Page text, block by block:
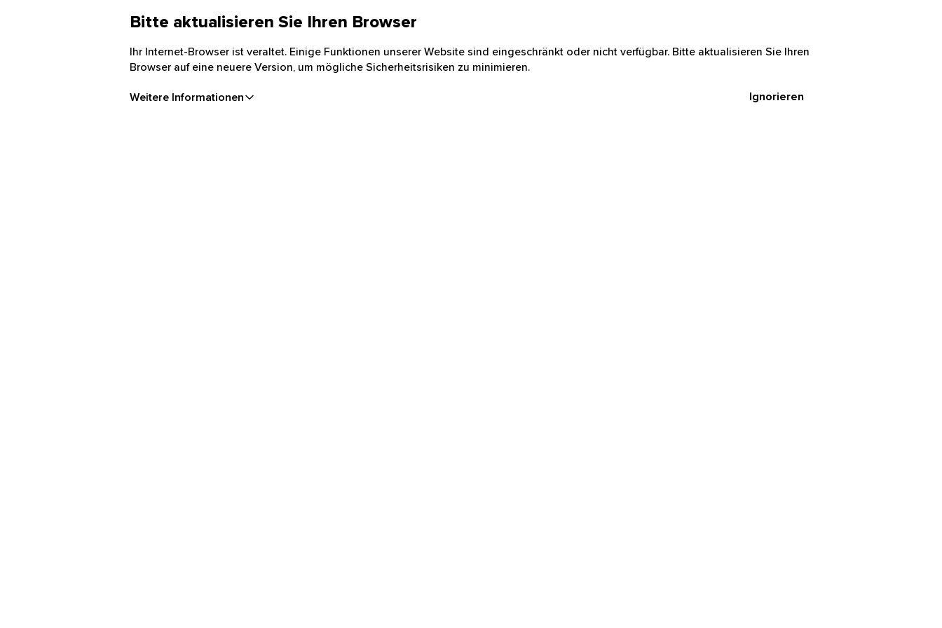
Bitte aktualisieren Sie Ihren Browser
Ihr Internet-Browser ist veraltet. Einige Funktionen unserer Website sind eingeschränkt oder nicht verfügbar. Bitte aktualisieren Sie Ihren
Browser auf eine neuere Version, um mögliche Sicherheitsrisiken zu minimieren.
Weitere Informationen Ignorieren